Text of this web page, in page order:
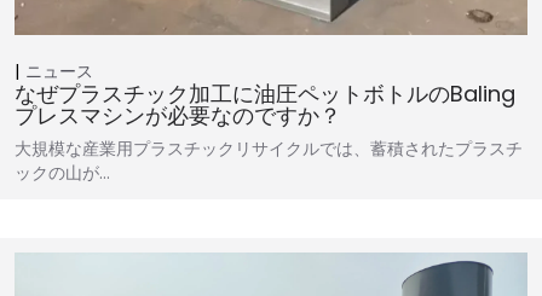
ニュース
なぜプラスチック加工に油圧ペットボトルのbaling
プレスマシンが必要なのですか？
大規模な産業用プラスチックリサイクルでは、蓄積されたプラスチ
ックの山が…